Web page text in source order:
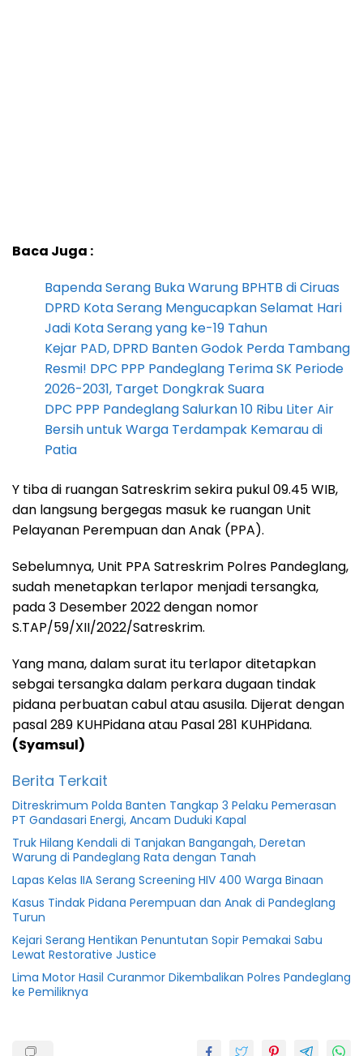
Baca Juga :
Bapenda Serang Buka Warung BPHTB di Ciruas
DPRD Kota Serang Mengucapkan Selamat Hari
Jadi Kota Serang yang ke-19 Tahun
Kejar PAD, DPRD Banten Godok Perda Tambang
Resmi! DPC PPP Pandeglang Terima SK Periode
2026-2031, Target Dongkrak Suara
DPC PPP Pandeglang Salurkan 10 Ribu Liter Air
Bersih untuk Warga Terdampak Kemarau di
Patia
Y tiba di ruangan Satreskrim sekira pukul 09.45 WIB,
dan langsung bergegas masuk ke ruangan Unit
Pelayanan Perempuan dan Anak (PPA).
Sebelumnya, Unit PPA Satreskrim Polres Pandeglang,
sudah menetapkan terlapor menjadi tersangka,
pada 3 Desember 2022 dengan nomor
S.TAP/59/XII/2022/Satreskrim.
Yang mana, dalam surat itu terlapor ditetapkan
sebgai tersangka dalam perkara dugaan tindak
pidana perbuatan cabul atau asusila. Dijerat dengan
pasal 289 KUHPidana atau Pasal 281 KUHPidana.
(Syamsul)
Berita Terkait
Ditreskrimum Polda Banten Tangkap 3 Pelaku Pemerasan
PT Gandasari Energi, Ancam Duduki Kapal
Truk Hilang Kendali di Tanjakan Bangangah, Deretan
Warung di Pandeglang Rata dengan Tanah
Lapas Kelas IIA Serang Screening HIV 400 Warga Binaan
Kasus Tindak Pidana Perempuan dan Anak di Pandeglang
Turun
Kejari Serang Hentikan Penuntutan Sopir Pemakai Sabu
Lewat Restorative Justice
Lima Motor Hasil Curanmor Dikembalikan Polres Pandeglang
ke Pemiliknya
DPRD